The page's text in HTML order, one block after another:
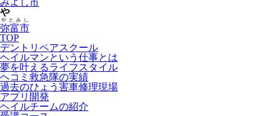
みよし市
や
弥富市
やとみし
TOP
デントリペアスクール
ヘイルマンという仕事とは
夢を叶えるライフスタイル
ヘコミ救急隊の実績
過去のひょう害車修理現場
アプリ開発
ヘイルチームの紹介